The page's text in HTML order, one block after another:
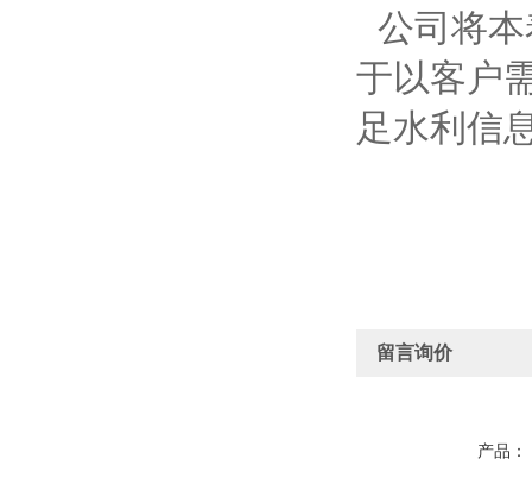
公司将
于以客户
足水利信
留言询价
产品：